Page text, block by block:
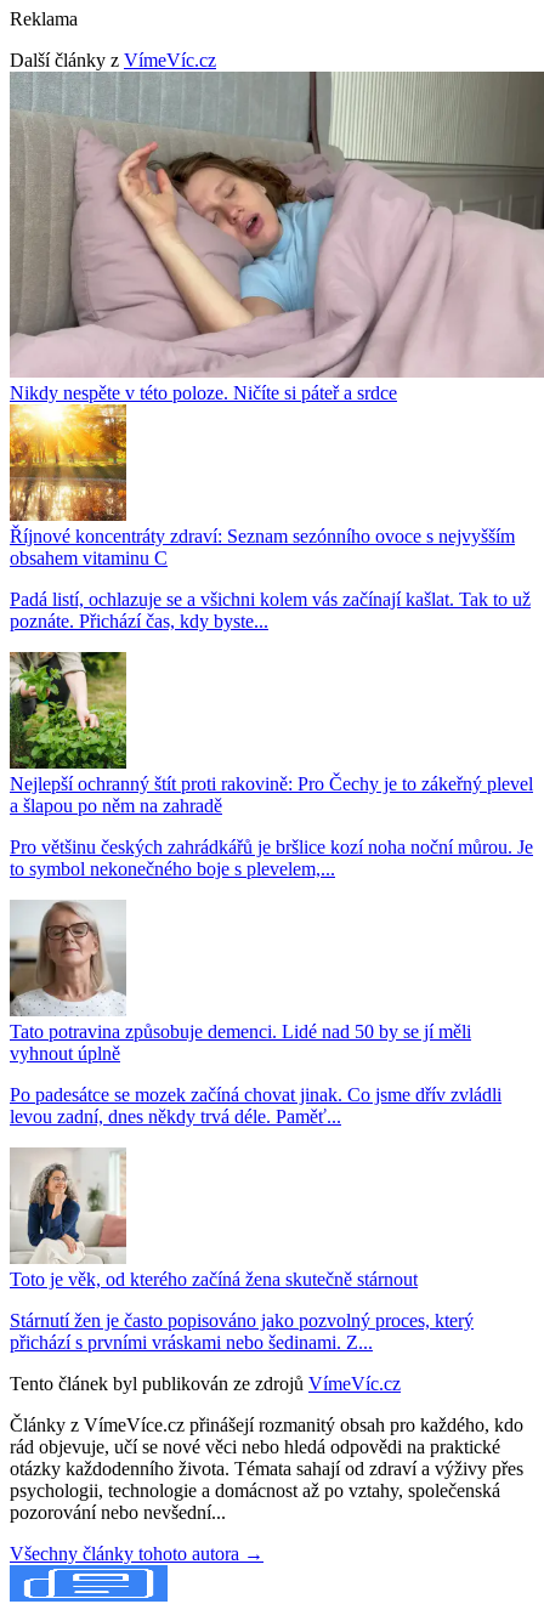
Reklama
Další články z VímeVíc.cz
Nikdy nespěte v této poloze. Ničíte si páteř a srdce
Říjnové koncentráty zdraví: Seznam sezónního ovoce s nejvyšším
obsahem vitaminu C
Padá listí, ochlazuje se a všichni kolem vás začínají kašlat. Tak to už
poznáte. Přichází čas, kdy byste...
Nejlepší ochranný štít proti rakovině: Pro Čechy je to zákeřný plevel
a šlapou po něm na zahradě
Pro většinu českých zahrádkářů je bršlice kozí noha noční můrou. Je
to symbol nekonečného boje s plevelem,...
Tato potravina způsobuje demenci. Lidé nad 50 by se jí měli
vyhnout úplně
Po padesátce se mozek začíná chovat jinak. Co jsme dřív zvládli
levou zadní, dnes někdy trvá déle. Paměť...
Toto je věk, od kterého začíná žena skutečně stárnout
Stárnutí žen je často popisováno jako pozvolný proces, který
přichází s prvními vráskami nebo šedinami. Z...
Tento článek byl publikován ze zdrojů VímeVíc.cz
Články z VímeVíce.cz přinášejí rozmanitý obsah pro každého, kdo
rád objevuje, učí se nové věci nebo hledá odpovědi na praktické
otázky každodenního života. Témata sahají od zdraví a výživy přes
psychologii, technologie a domácnost až po vztahy, společenská
pozorování nebo nevšední...
Všechny články tohoto autora →